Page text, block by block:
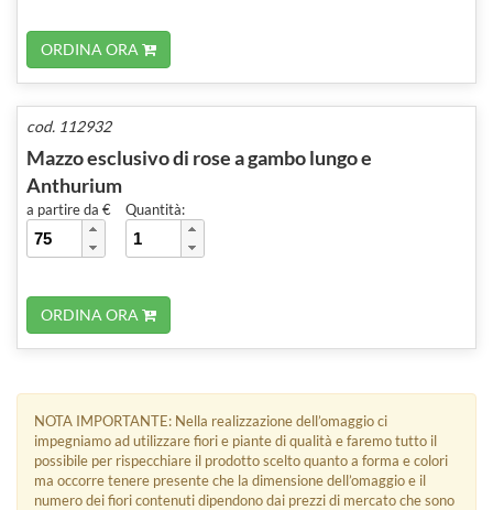
ORDINA ORA
cod. 112932
Mazzo esclusivo di rose a gambo lungo e
Anthurium
a partire da € Quantità:
ORDINA ORA
NOTA IMPORTANTE: Nella realizzazione dell’omaggio ci
impegniamo ad utilizzare fiori e piante di qualità e faremo tutto il
possibile per rispecchiare il prodotto scelto quanto a forma e colori
ma occorre tenere presente che la dimensione dell’omaggio e il
numero dei fiori contenuti dipendono dai prezzi di mercato che sono